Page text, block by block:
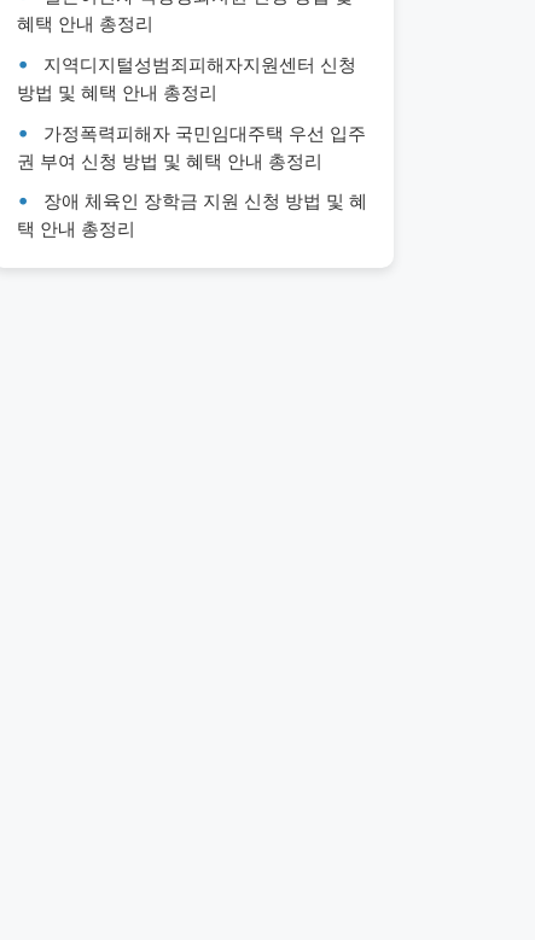
혜택 안내 총정리
지역디지털성범죄피해자지원센터 신청
방법 및 혜택 안내 총정리
가정폭력피해자 국민임대주택 우선 입주
권 부여 신청 방법 및 혜택 안내 총정리
장애 체육인 장학금 지원 신청 방법 및 혜
택 안내 총정리